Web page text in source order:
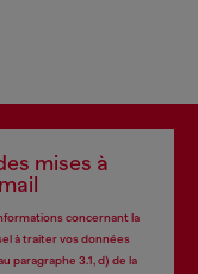
mises à
concernant la
à traiter vos données
paragraphe 3.1, d) de la